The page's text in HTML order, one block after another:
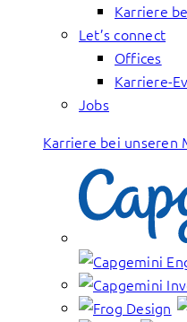
Karriere
Let’s connect
Offices
Karriere-
Jobs
Karriere bei unseren